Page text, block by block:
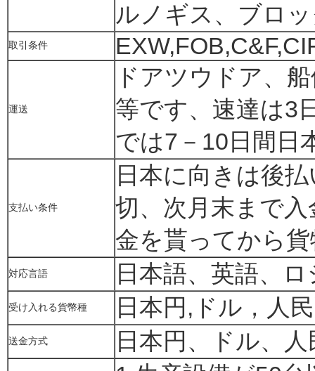
ルノギス、ブロ
取引条件
運送
ドアツウドア、
等です、速達は3
では7－10日間日
支払い条件
日本に向きは後
切、次月末まで
金を貰ってから
対応言語 日本語、英語、
受け入れる貨幣種 日本円,ドル，人
送金方式 日本円、ドル、人